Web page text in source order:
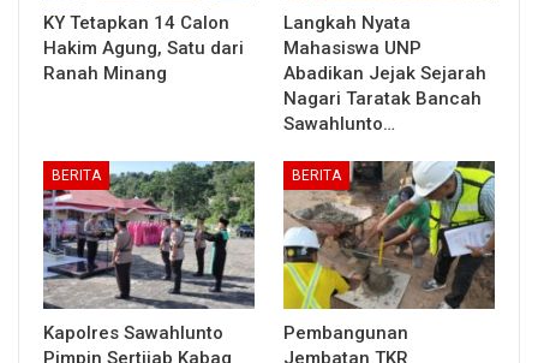
KY Tetapkan 14 Calon
Hakim Agung, Satu dari
Ranah Minang
Langkah Nyata
Mahasiswa UNP
Abadikan Jejak Sejarah
Nagari Taratak Bancah
Sawahlunto…
BERITA
Kapolres Sawahlunto
Pimpin Sertijab Kabag
BERITA
Pembangunan
Jembatan TKR